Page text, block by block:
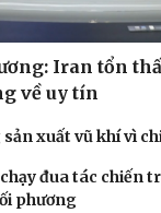
Iran tổn
về uy tín
xuất vũ khí vì
đua tác chiến
phương